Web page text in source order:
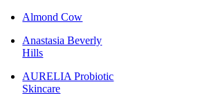
Almond Cow
Anastasia Beverly
Hills
AURELIA Probiotic
Skincare